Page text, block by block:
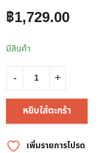
฿1,729.00
มีสินค้า
หยิบใส่ตะกร้า
เพิ่มรายการโปรด